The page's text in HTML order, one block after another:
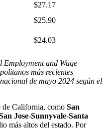
$27.17
$25.90
$24.03
Employment and Wage
más recientes
de mayo 2024 según el
de California, como San
Jose-Sunnyvale-Santa
más altos del estado. Por